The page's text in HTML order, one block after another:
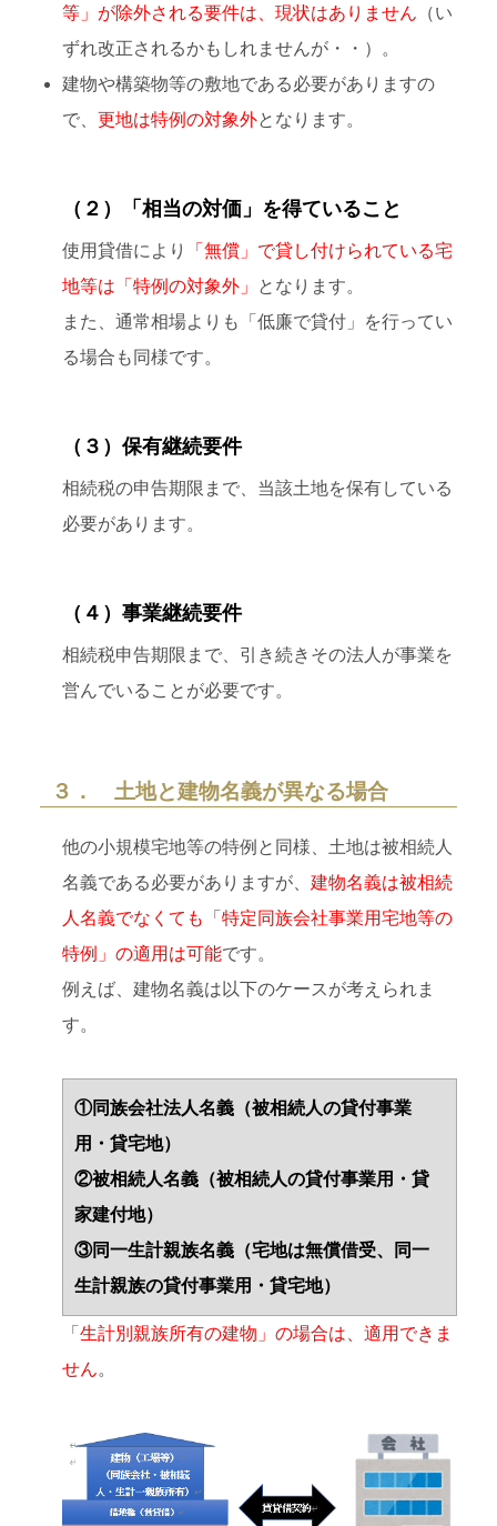
等」が除外される要件は、現状はありません （い
ずれ改正されるかもしれませんが・・）。
建物や構築物等の敷地である必要がありますの
で、 更地は特例の対象外となります。
（２）「相当の対価」を得ていること
使用貸借により
「無償」で貸し付けられている宅
地等は「特例の対象外」
となります。
また、通常相場よりも「低廉で貸付」を行ってい
る場合も同様です。
（３）保有継続要件
相続税の申告期限まで、当該土地を保有している
必要があります。
（４）事業継続要件
相続税申告期限まで、引き続きその法人が事業を
営んでいることが必要です。
３． 土地と建物名義が異なる場合
他の小規模宅地等の特例と同様、土地は被相続人
名義である必要がありますが、 建物名義は被相続
人名義でなくても「特定同族会社事業用宅地等の
特例」の適用は可能です。
例えば、建物名義は以下のケースが考えられま
す。
①同族会社法人名義（被相続人の貸付事業
用・貸宅地）
②被相続人名義（被相続人の貸付事業用・貸
家建付地）
③同一生計親族名義（宅地は無償借受、同一
生計親族の貸付事業用・貸宅地）
「生計別親族所有の建物」の場合は、適用できま
せん。